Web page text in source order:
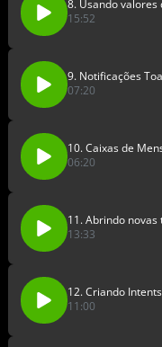
8. Usando valores
15:52
9. Notificações
07:20
10. Caixas de
06:20
11. Abrindo novas
13:33
12. Criando
11:00